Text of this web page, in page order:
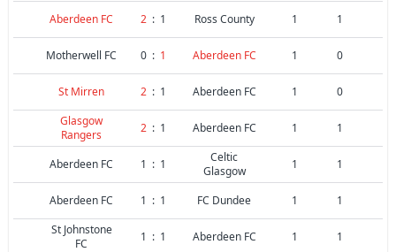
Aberdeen FC 2 : 1 Ross County 1 1
Motherwell FC 0 : 1 Aberdeen FC 1 0
St Mirren 2 : 1 Aberdeen FC 1
0
Glasgow
Rangers
2 : 1 Aberdeen FC 1 1
Aberdeen FC 1 : 1
Celtic
Glasgow
1 1
Aberdeen FC 1 : 1 FC Dundee 1
1
St Johnstone
FC
1 : 1 Aberdeen FC 1 1